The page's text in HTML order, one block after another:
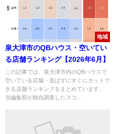
地域
泉大津市のQBハウス・空いてい
る店舗ランキング【2026年6月】
この記事では、泉大津市内のQBハウスで
空いている店舗・並ばずにすぐにカットで
きる店舗ランキングをまとめています。
当編集部が独自調査したスコ...